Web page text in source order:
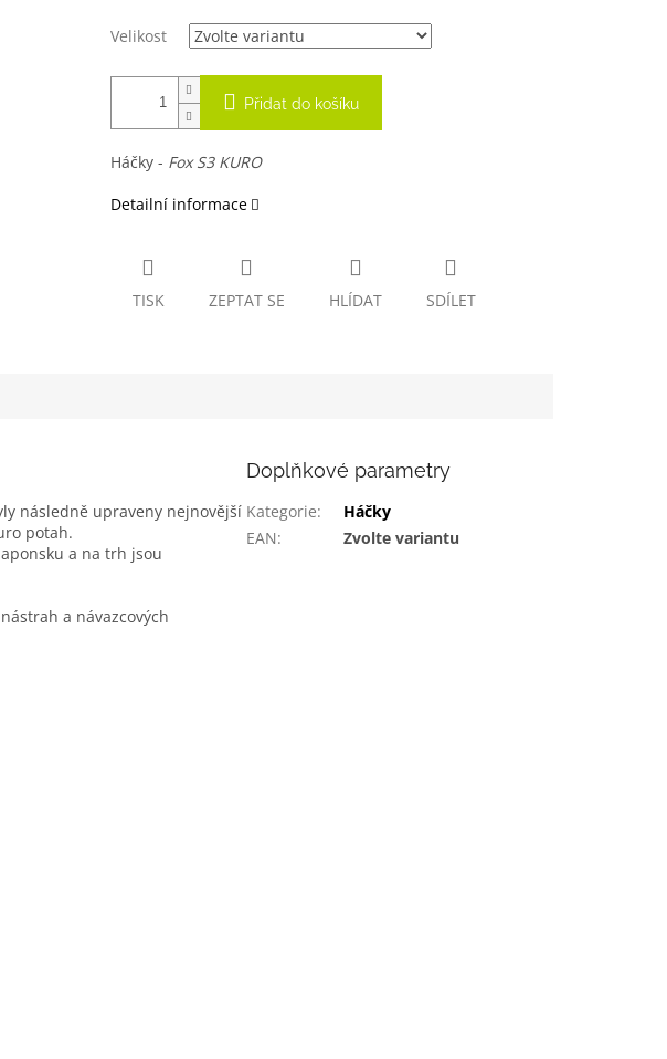
Velikost
Přidat do košíku
Háčky - Fox S3 KURO
Detailní informace
TISK ZEPTAT SE HLÍDAT SDÍLET
následně upraveny nejnovější
potah.
a na trh jsou
a návazcových
Doplňkové parametry
Kategorie:
Háčky
EAN: Zvolte variantu